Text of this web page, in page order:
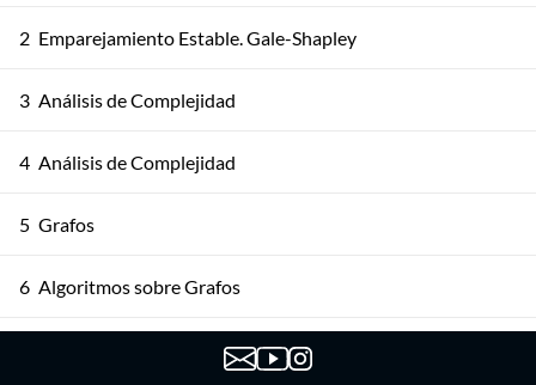
2 Emparejamiento Estable. Gale-Shapley
3 Análisis de Complejidad
4 Análisis de Complejidad
5 Grafos
6 Algoritmos sobre Grafos
Algoritmos sobre Grafos Dirigidos